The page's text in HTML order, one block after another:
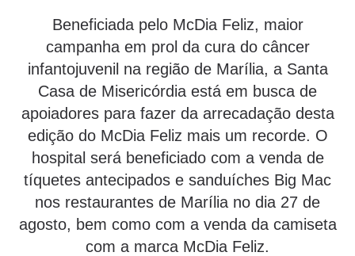
Beneficiada pelo McDia Feliz, maior
campanha em prol da cura do câncer
infantojuvenil na região de Marília, a Santa
Casa de Misericórdia está em busca de
apoiadores para fazer da arrecadação desta
edição do McDia Feliz mais um recorde. O
hospital será beneficiado com a venda de
tíquetes antecipados e sanduíches Big Mac
nos restaurantes de Marília no dia 27 de
agosto, bem como com a venda da camiseta
com a marca McDia Feliz.